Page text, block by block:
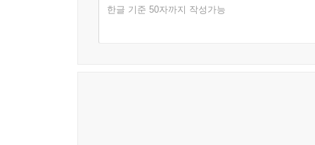
한글 기준 50자까지 작성가능